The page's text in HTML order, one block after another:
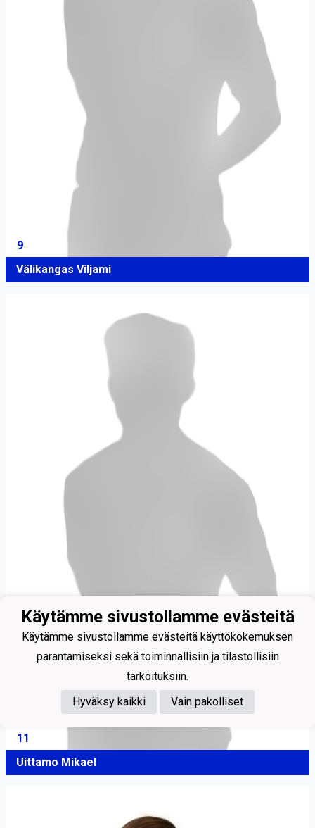
9
Välikangas Viljami
11
Uittamo Mikael
Käytämme sivustollamme evästeitä
Käytämme sivustollamme evästeitä käyttökokemuksen
parantamiseksi sekä toiminnallisiin ja tilastollisiin
tarkoituksiin.
Hyväksy kaikki
Vain pakolliset